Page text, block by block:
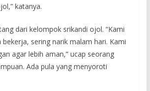
katanya.
dari kelompok srikandi ojol. “Kami
sering narik malam hari. Kami
agar lebih aman,” ucap seorang
Ada pula yang menyoroti